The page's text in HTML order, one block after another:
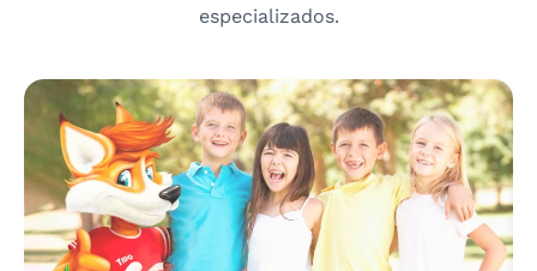
especializados.